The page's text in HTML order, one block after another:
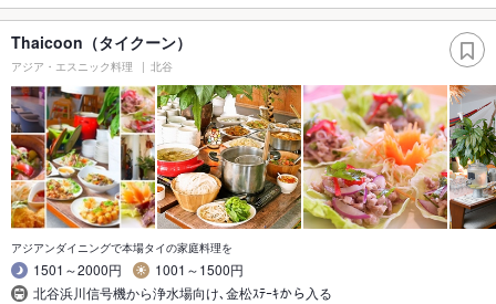
Thaicoon（タイクーン）
アジア・エスニック料理 北谷
アジアンダイニングで本場タイの家庭料理を
1501～2000円
1001～1500円
北谷浜川信号機から浄水場向け､金松ｽﾃｰｷから入る